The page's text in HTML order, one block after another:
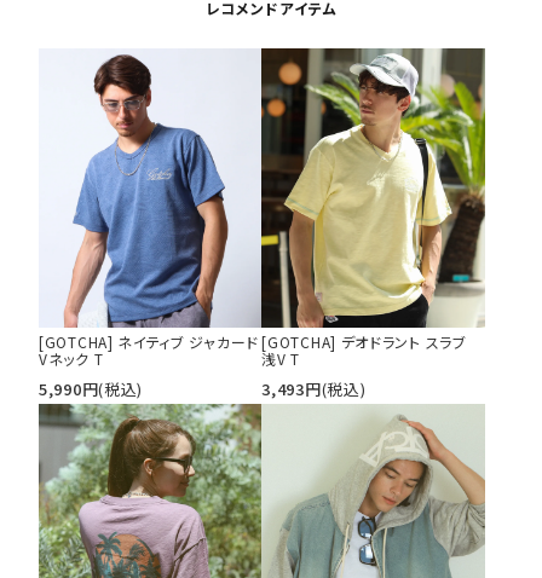
並び順
カテゴリ
サイズ
S
L
XL
XXL
XXXL
30inc
34inc
36inc
38inc
40inc
KIDS
カラー
レコメンドアイテム
[GOTCHA] ネイティブ ジャカード
Vネック T
5,990円(税込)
[GOTCHA] デオドラント スラブ
浅V T
3,493円(税込)